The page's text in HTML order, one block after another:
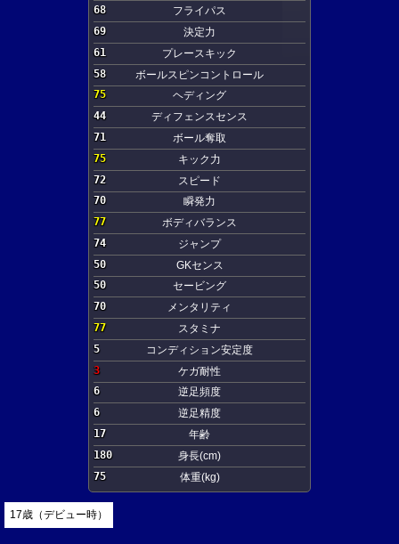
68
フライパス
69
決定力
61
プレースキック
58
ボールスピンコントロール
75
ヘディング
44
ディフェンスセンス
71
ボール奪取
75
キック力
72
スピード
70
瞬発力
77
ボディバランス
74
ジャンプ
50
GKセンス
50
セービング
70
メンタリティ
77
スタミナ
5
コンディション安定度
3
ケガ耐性
6
逆足頻度
6
逆足精度
17
年齢
180
身長(cm)
75
体重(kg)
17歳（デビュー時）